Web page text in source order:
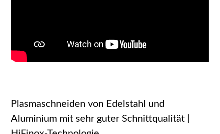
Plasmaschneiden von Edelstahl und
Aluminium mit sehr guter Schnittqualität |